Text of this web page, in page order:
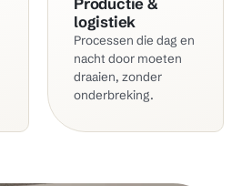
logistiek
Processen die dag en
nacht door moeten
draaien, zonder
onderbreking.